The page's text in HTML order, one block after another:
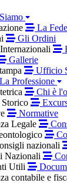
La
Gli Ordini
Gallerie
Ufficio
La Professione
Chi è
Storico
Normative
Legale
nazionali
Nazionali
Utili
contabile e